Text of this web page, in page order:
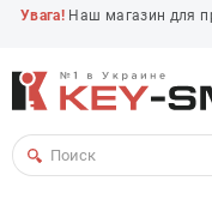
Увага! Наш магазин для